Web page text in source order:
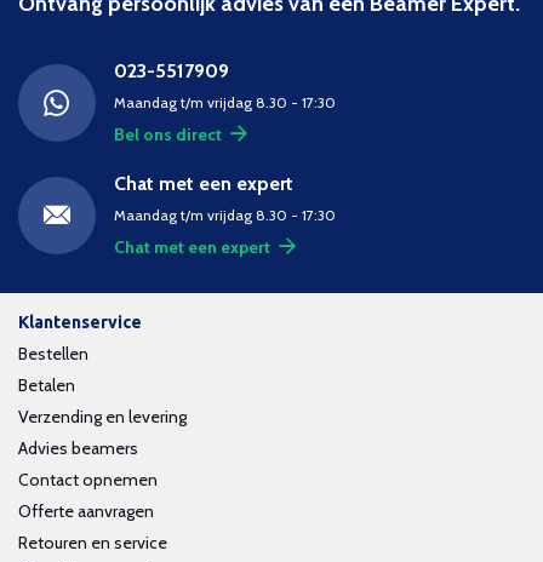
023-5517909
Maandag t/m vrijdag 8.30 - 17:30
Bel ons direct
Chat met een expert
Maandag t/m vrijdag 8.30 - 17:30
Chat met een expert
Klantenservice
Bestellen
Betalen
Verzending en levering
Advies beamers
Contact opnemen
Offerte aanvragen
Retouren en service